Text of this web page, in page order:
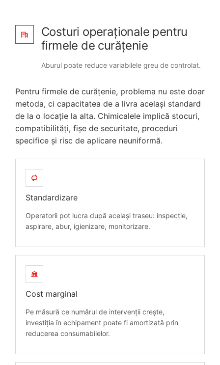
Costuri operaționale pentru
firmele de curățenie
Aburul poate reduce variabilele greu de controlat.
Pentru firmele de curățenie, problema nu este doar
metoda, ci capacitatea de a livra același standard
de la o locație la alta. Chimicalele implică stocuri,
compatibilități, fișe de securitate, proceduri
specifice și risc de aplicare neuniformă.
Standardizare
Operatorii pot lucra după același traseu: inspecție,
aspirare, abur, igienizare, monitorizare.
Cost marginal
Pe măsură ce numărul de intervenții crește,
investiția în echipament poate fi amortizată prin
reducerea consumabilelor.